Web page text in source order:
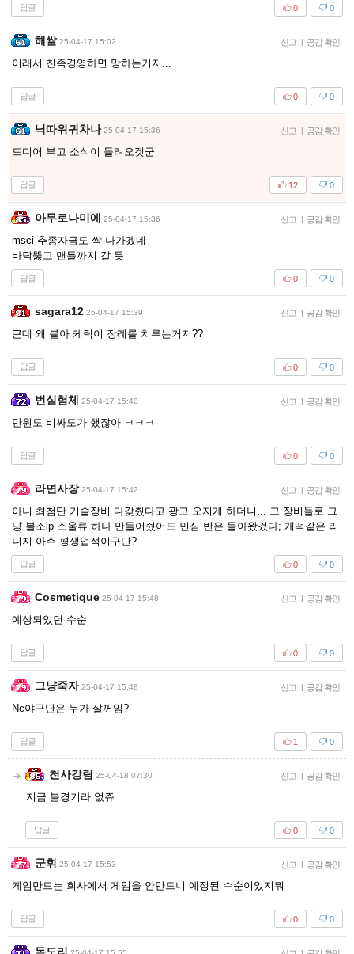
답글 0
0
해쌀 25-04-17 15:02 신고 공감 확인
이래서 친족경영하면 망하는거지...
답글 0
0
닉따위귀차나 25-04-17 15:36 신고 공감 확인
드디어 부고 소식이 들려오겟군
답글 0
12
아무로나미에 25-04-17 15:36 신고 공감 확인
msci 추종자금도 싹 나가겠네
바닥뚫고 맨틀까지 갈 듯
답글 0
0
sagara12 25-04-17 15:39 신고 공감 확인
근데 왜 블아 케릭이 장례를 치루는거지??
답글 0
0
번실험체 25-04-17 15:40 신고 공감 확인
만원도 비싸도가 했잖아 ㅋㅋㅋ
답글 0
0
라면사장 25-04-17 15:42 신고 공감 확인
아니 최첨단 기술장비 다갖췄다고 광고 오지게 하더니... 그 장비들로 그
냥 블소ip 소울류 하나 만들어줬어도 민심 반은 돌아왔겄다; 개떡같은 리
니지 아주 평생업적이구만?
답글 0
0
Cosmetique 25-04-17 15:48 신고 공감 확인
예상되었던 수순
답글 0
0
그냥죽자 25-04-17 15:48 신고 공감 확인
Nc야구단은 누가 살꺼임?
답글 0
1
천사강림 25-04-18 07:30 신고 공감 확인
지금 불경기라 없쥬
답글 0
0
군휘 25-04-17 15:53 신고 공감 확인
게임만드는 회사에서 게임을 안만드니 예정된 수순이었지뭐
답글 0
0